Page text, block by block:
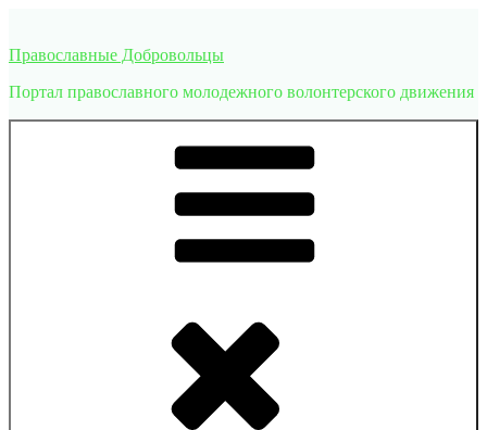
содержимому
Православные Добровольцы
Портал православного молодежного волонтерского движения